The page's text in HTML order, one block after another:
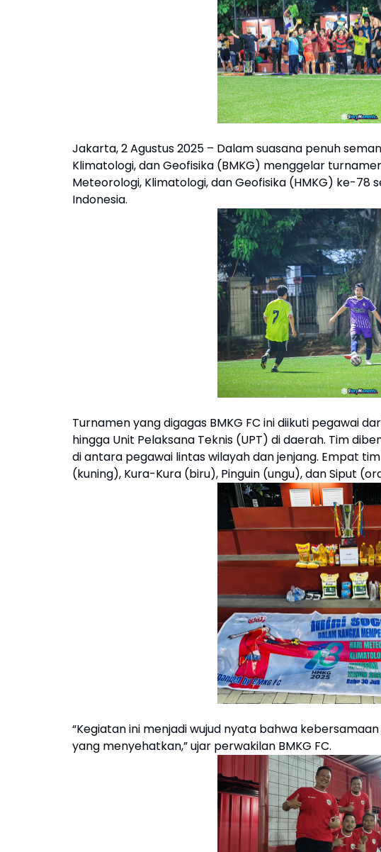
Jakarta, 2 Agustus 2025 – Dalam suasana penuh
Klimatologi, dan Geofisika (BMKG) menggelar
Meteorologi, Klimatologi, dan Geofisika (HMKG) ke-78
Indonesia.
Turnamen yang digagas BMKG FC ini diikuti pegawai
hingga Unit Pelaksana Teknis (UPT) di daerah. Tim
di antara pegawai lintas wilayah dan jenjang. Empat
(kuning), Kura-Kura (biru), Pinguin (ungu), dan Siput
“Kegiatan ini menjadi wujud nyata bahwa
yang menyehatkan,” ujar perwakilan BMKG FC.